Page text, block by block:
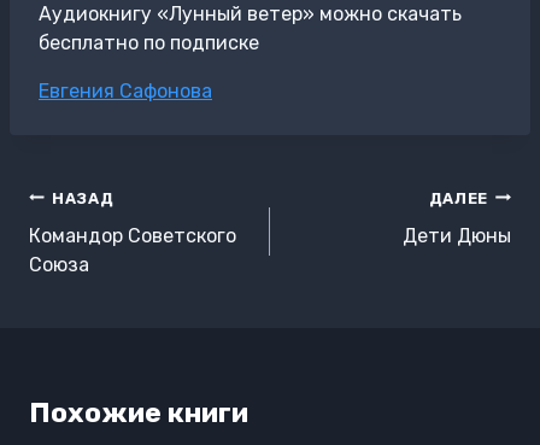
Аудиокнигу «Лунный ветер» можно скачать
бесплатно по подписке
Метки
Евгения Сафонова
Навигация
по
записям
НАЗАД
Командор Советского
Союза
ДАЛЕЕ
Дети Дюны
Похожие книги